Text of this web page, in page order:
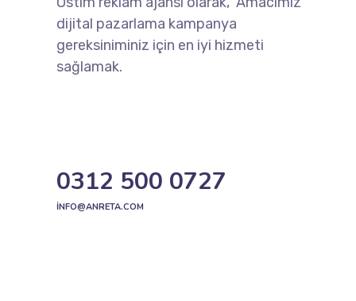
dijital pazarlama kampanya
gereksiniminiz için en iyi hizmeti
sağlamak.
0312 500 0727
INFO@ANRETA.COM